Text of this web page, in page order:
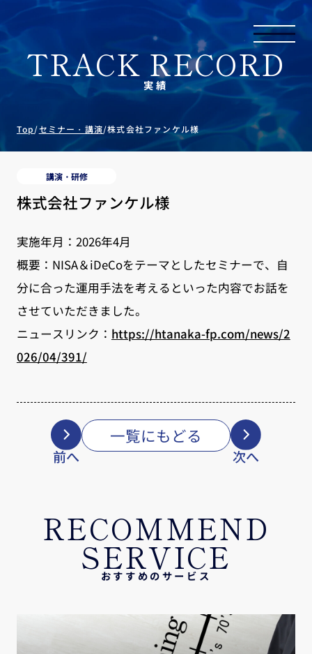
TRACK RECORD
実績
Top/セミナー・講演/株式会社ファンケル様
講演・研修
株式会社ファンケル様
実施年月：2026年4月
概要：NISA＆iDeCoをテーマとしたセミナーで、自
分に合った運用手法を考えるといった内容でお話を
させていただきました。
ニュースリンク： https://htanaka-fp.com/news/2
026/04/391/
前へ
一覧にもどる
次へ
RECOMMEND
SERVICE
おすすめのサービス